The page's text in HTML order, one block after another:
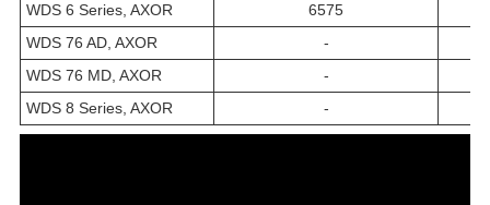
WDS 6 Series, AXOR
6575
WDS 76 AD, AXOR
-
WDS 76 MD, AXOR
-
WDS 8 Series, AXOR
-